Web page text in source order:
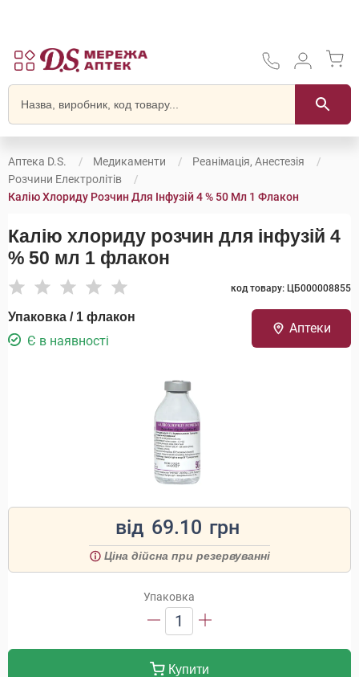
Аптека D.S. Медикаменти
Реанімація, Анестезія
Розчини Електролітів
Калію Хлориду Розчин Для Інфузій 4 % 50 Мл 1 Флакон
Калію хлориду розчин для інфузій 4
% 50 мл 1 флакон
код товару: ЦБ000008855
Упаковка / 1 флакон
Є в наявності
Аптеки
від 69.10 грн
Ціна дійсна при резервуванні
Упаковка
1
Купити